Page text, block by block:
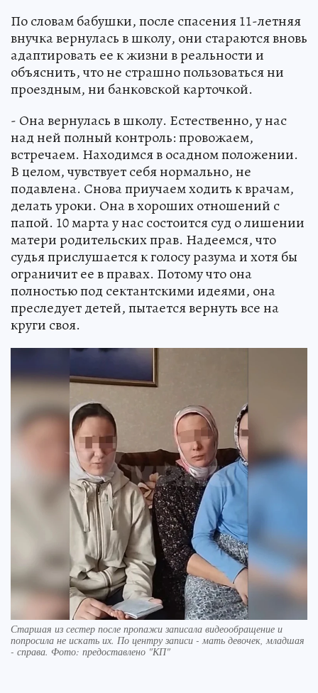
По словам бабушки, после спасения 11-летняя
внучка вернулась в школу, они стараются вновь
адаптировать ее к жизни в реальности и
объяснить, что не страшно пользоваться ни
проездным, ни банковской карточкой.
- Она вернулась в школу. Естественно, у нас
над ней полный контроль: провожаем,
встречаем. Находимся в осадном положении.
В целом, чувствует себя нормально, не
подавлена. Снова приучаем ходить к врачам,
делать уроки. Она в хороших отношений с
папой. 10 марта у нас состоится суд о лишении
матери родительских прав. Надеемся, что
судья прислушается к голосу разума и хотя бы
ограничит ее в правах. Потому что она
полностью под сектантскими идеями, она
преследует детей, пытается вернуть все на
круги своя.
Старшая из сестер после пропажи записала видеообращение и
попросила не искать их. По центру записи - мать девочек, младшая
- справа. Фото: предоставлено "КП"